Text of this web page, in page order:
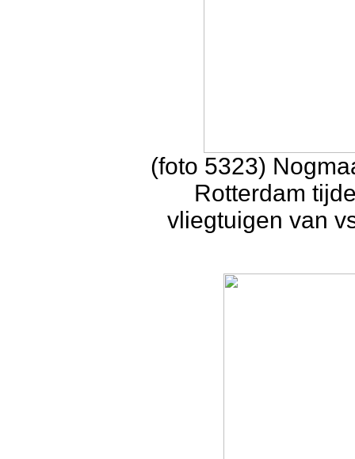
(foto 5323)
Rotterdam
vliegtuigen van